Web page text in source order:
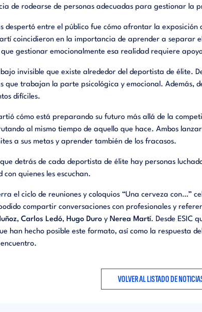
de rodearse de personas adecuadas para gestionar la
despertó entre el público fue cómo afrontar la
coincidieron en la importancia de aprender a separar
gestionar emocionalmente esa realidad requiere
invisible que existe alrededor del deportista de élite.
que trabajan la parte psicológica y emocional. Además,
difíciles.
cómo está preparando su futuro más allá de la
al mismo tiempo de aquello que hace. Ambos
a sus metas y aprender también de los fracasos.
detrás de cada deportista de élite hay personas
quienes les escuchan.
el ciclo de reuniones y coloquios “Una cerveza con…”
compartir conversaciones con profesionales y
, Carlos Ledó, Hugo Duroy Nerea Martí. Desde ESIC
han hecho posible este formato, así como la respuesta
VOLVER AL LISTADO DE